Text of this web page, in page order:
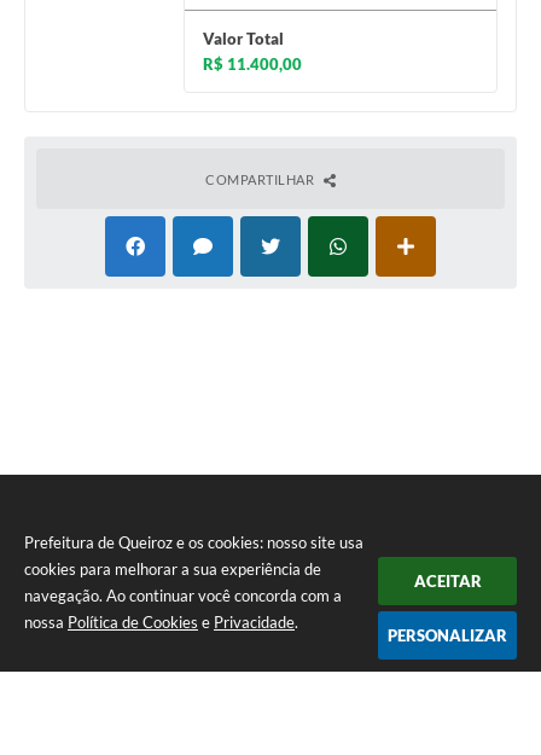
Prefeitura de Queiroz e os cookies: nosso site usa
cookies para melhorar a sua experiência de
navegação. Ao continuar você concorda com a
nossa Política de Cookies e Privacidade.
ACEITAR
PERSONALIZAR
Valor Total
R$ 11.400,00
COMPARTILHAR